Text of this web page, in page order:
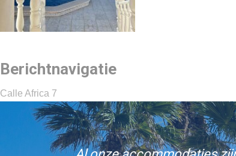
Berichtnavigatie
Calle Africa 7